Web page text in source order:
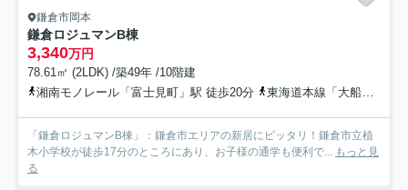
鎌倉市岡本
鎌倉ロジュマンB棟
3,340万円
78.61㎡ (2LDK) /築49年 /10階建
湘南モノレール「富士見町」駅 徒歩20分
東海道本線「大船」駅 徒歩20分
「鎌倉ロジュマンB棟」：鎌倉市エリアの新居にピッタリ！鎌倉市立植
木小学校が徒歩17分のところにあり、お子様の通学も便利で...
もっと見
る